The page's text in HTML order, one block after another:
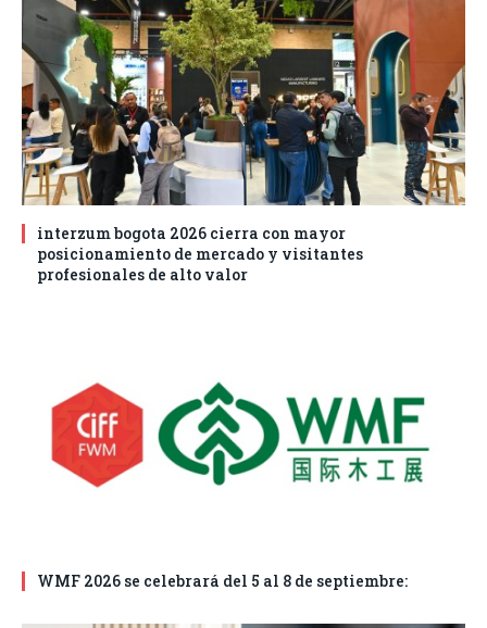
interzum bogota 2026 cierra con mayor
posicionamiento de mercado y visitantes
profesionales de alto valor
WMF 2026 se celebrará del 5 al 8 de septiembre: